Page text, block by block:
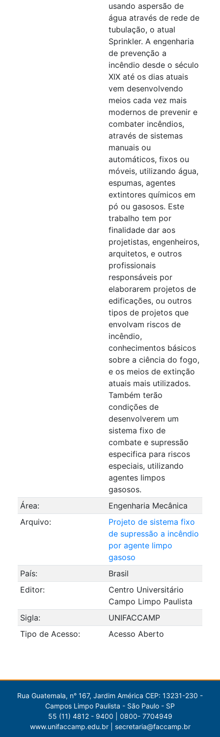
usando aspersão de
água através de rede de
tubulação, o atual
Sprinkler. A engenharia
de prevenção a
incêndio desde o século
XIX até os dias atuais
vem desenvolvendo
meios cada vez mais
modernos de prevenir e
combater incêndios,
através de sistemas
manuais ou
automáticos, fixos ou
móveis, utilizando água,
espumas, agentes
extintores químicos em
pó ou gasosos. Este
trabalho tem por
finalidade dar aos
projetistas, engenheiros,
arquitetos, e outros
profissionais
responsáveis por
elaborarem projetos de
edificações, ou outros
tipos de projetos que
envolvam riscos de
incêndio,
conhecimentos básicos
sobre a ciência do fogo,
e os meios de extinção
atuais mais utilizados.
Também terão
condições de
desenvolverem um
sistema fixo de
combate e supressão
especifica para riscos
especiais, utilizando
agentes limpos
gasosos.
Área:
Engenharia Mecânica
Arquivo:
Projeto de sistema fixo
de supressão a incêndio
por agente limpo
gasoso
País:
Brasil
Editor:
Centro Universitário
Campo Limpo Paulista
Sigla:
UNIFACCAMP
Tipo de Acesso:
Acesso Aberto
Rua Guatemala, n° 167, Jardim América CEP: 13231-230 -
Campos Limpo Paulista - São Paulo - SP
55 (11) 4812 - 9400 | 0800- 7704949
www.unifaccamp.edu.br | secretaria@faccamp.br